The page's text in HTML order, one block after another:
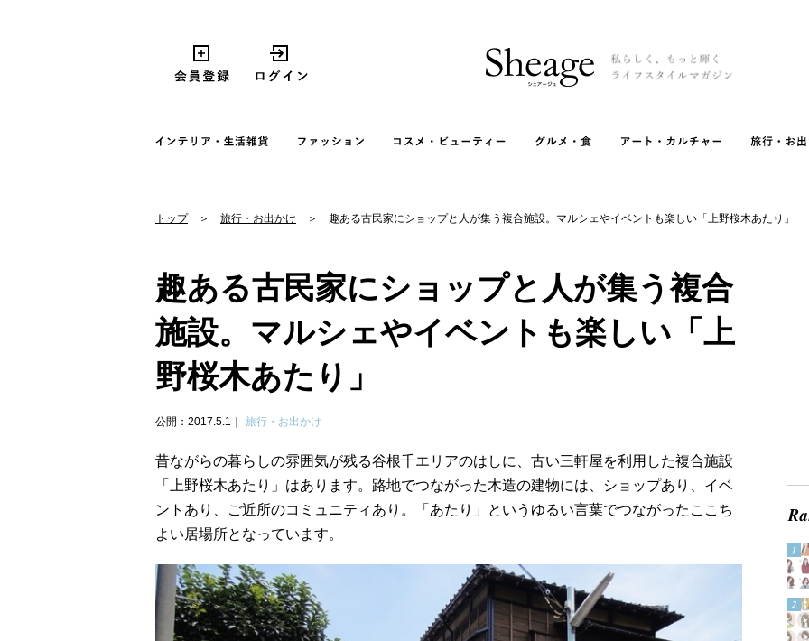
トップ 旅行・お出かけ 趣ある古民家にショップと人が集う複合施設。マルシェやイベントも楽しい「上野桜木あたり」
趣ある古民家にショップと人が集う複合
施設。マルシェやイベントも楽しい「上
野桜木あたり」
公開：2017.5.1 旅行・お出かけ
昔ながらの暮らしの雰囲気が残る谷根千エリアのはしに、古い三軒屋を利用した複合施設
「上野桜木あたり」はあります。路地でつながった木造の建物には、ショップあり、イベ
ントあり、ご近所のコミュニティあり。「あたり」というゆるい言葉でつながったここち
よい居場所となっています。